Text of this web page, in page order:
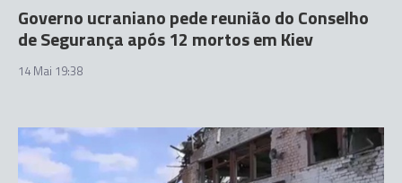
Governo ucraniano pede reunião do Conselho
de Segurança após 12 mortos em Kiev
14 Mai 19:38